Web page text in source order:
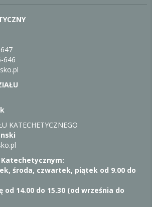
646
KATECHETYCZNEGO
środa, czwartek, piątek od 9.00 do
14.00 do 15.30 (od września do